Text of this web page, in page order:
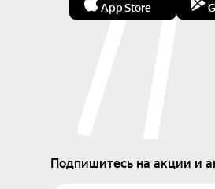
App Store
Подпишитесь на акции и